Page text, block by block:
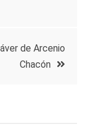
de Arcenio
Chacón